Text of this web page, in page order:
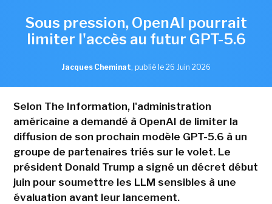
Sous pression, OpenAI pourrait
limiter l'accès au futur GPT-5.6
Jacques Cheminat, publié le 26 Juin 2026
Selon The Information, l'administration
américaine a demandé à OpenAI de limiter la
diffusion de son prochain modèle GPT-5.6 à un
groupe de partenaires triés sur le volet. Le
président Donald Trump a signé un décret début
juin pour soumettre les LLM sensibles à une
évaluation avant leur lancement.